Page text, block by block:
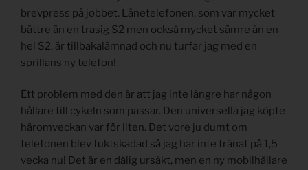
brevpress på jobbet. Lånetelefonen, som var mycket
bättre än en trasig S2 men också mycket sämre än en
hel S2, är tillbakalämnad och nu turfar jag med en
sprillans ny telefon!
Ett problem med den är att jag inte längre har någon
hållare till cykeln som passar. Den universella jag köpte
häromveckan var för liten. Det vore ju dumt om
telefonen blev fuktskadad så jag har inte tränat på 1,5
vecka nu! Det är en dålig ursäkt, men en ny mobilhållare